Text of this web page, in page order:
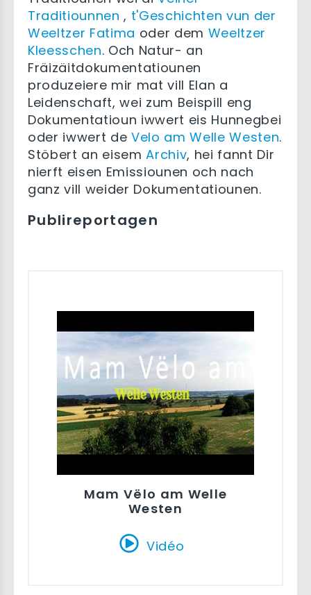
Traditiounnen , t'Geschichten vun der
Weeltzer Fatima oder dem Weeltzer
Kleesschen. Och Natur- an
Fräizäitdokumentatiounen
produzeiere mir mat vill Elan a
Leidenschaft, wei zum Beispill eng
Dokumentatioun iwwert eis Hunnegbei
oder iwwert de Velo am Welle Westen.
Stöbert an eisemArchiv, hei fannt Dir
nierft eisen Emissiounen och nach
ganz vill weider Dokumentatiounen.
Publireportagen
Mam Vëlo am Welle
Westen
Vidéo